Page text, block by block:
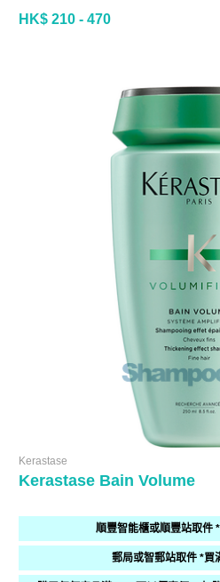
HK$ 210 - 470
Kerastase
Kerastase Bain Volume
順豐智能櫃或順豐站取件
郵局或智郵站取件 *買